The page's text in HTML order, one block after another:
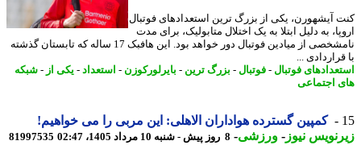
آیشهورن، یکی از بزرگ ترین استعدادهای فوتبال
به دلیل ابتلا به یک اختلال متابولیک، برای مدت
نامشخصی از میادین فوتبال دور خواهد بود. این هافبک 17 ساله که تابستان گذشته
...
فوتبال-فوتبال-بزرگ ترین- بایرلورکوزن- استعداد-یکی از-شبکه
اجتماعی
کمپین گسترده هواداران الاهلی: این مربی را می خواهیم!
نیوز-ورزشی-8 روز پیش - شنبه 10 مرداد 1405، 02:47 81997535